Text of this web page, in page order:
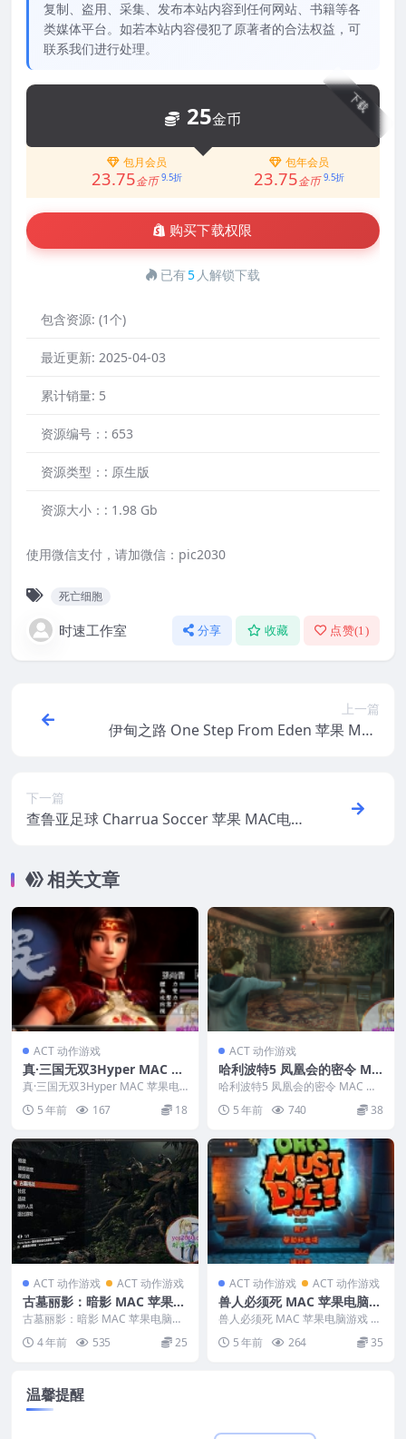
复制、盗用、采集、发布本站内容到任何网站、书籍等各
类媒体平台。如若本站内容侵犯了原著者的合法权益，可
联系我们进行处理。
下载
25金币
包月会员
23.75金币 9.5折
包年会员
23.75金币 9.5折
购买下载权限
已有5 人解锁下载
包含资源: (1个)
最近更新: 2025-04-03
累计销量: 5
资源编号：: 653
资源类型：: 原生版
资源大小：: 1.98 Gb
使用微信支付，请加微信：pic2030
死亡细胞
时速工作室 分享 收藏 点赞(1)
上一篇
伊甸之路 One Step From Eden 苹果 MAC
下一篇
查鲁亚足球 Charrua Soccer 苹果 MAC电脑
相关文章
ACT 动作游戏
真·三国无双3Hyper MAC 苹
果电脑游戏 繁体中文版 支援
10.11 10.12 10.13 10.14
真·三国无双3Hyper MAC 苹果电
脑游戏 繁体中文版 支援10.11 1
0... 5 年前 167 18
ACT 动作游戏
哈利波特5 凤凰会的密令 MA
C 苹果电脑游戏 繁体中文版
支援11 适用于APPLE CPU
哈利波特5 凤凰会的密令 MAC 苹
果电脑游戏 繁体中文版 支援11 适
用于AP...
5 年前 740 38
ACT 动作游戏 ACT 动作游戏
古墓丽影：暗影 MAC 苹果电
脑游戏 原生版 支援10.15 11
12 13 适用于APPLE CPU
古墓丽影：暗影 MAC 苹果电脑游
戏 原生版 支援10.15 11 12 13 ...
4 年前 535 25
ACT 动作游戏 ACT 动作游戏
兽人必须死 MAC 苹果电脑游
戏 简体中文版 支援10.13 10.
14 10.15 11 12 适用于APPL
E CPU
兽人必须死 MAC 苹果电脑游戏 简
体中文版 支援10.13 10.14 10....
5 年前 264 35
温馨提醒